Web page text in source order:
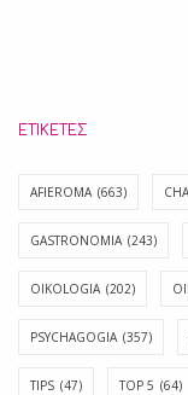
ΕΤΙΚΈΤΕΣ
AFIEROMA (663)
GASTRONOMIA (243)
OIKOLOGIA (202)
PSYCHAGOGIA (357)
TIPS (47) TOP 5 (64)